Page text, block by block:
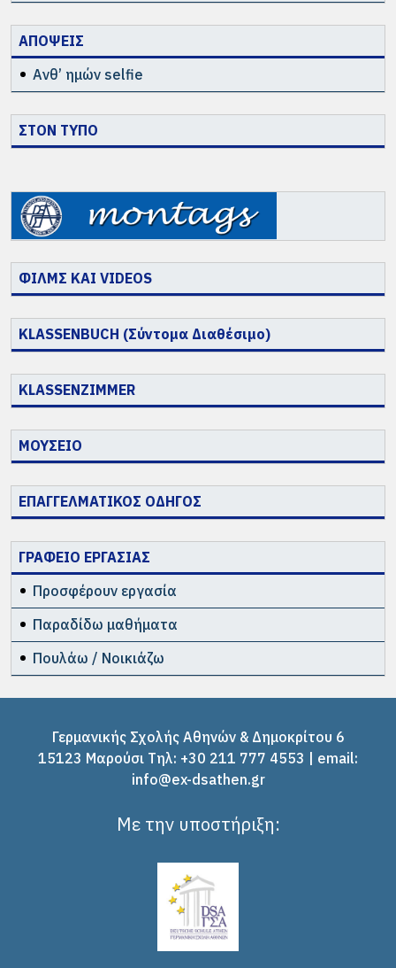
ΑΠΟΨΕΙΣ
Ανθ’ ημών selfie
ΣΤΟΝ ΤΥΠΟ
ΦΙΛΜΣ ΚΑΙ VIDEOS
KLASSENBUCH (Σύντομα Διαθέσιμο)
KLASSENZIMMER
ΜΟΥΣΕΙΟ
ΕΠΑΓΓΕΛΜΑΤΙΚΟΣ ΟΔΗΓΟΣ
ΓΡΑΦΕΙΟ ΕΡΓΑΣΙΑΣ
Προσφέρουν εργασία
Παραδίδω μαθήματα
Πουλάω / Νοικιάζω
Γερμανικής Σχολής Αθηνών & Δημοκρίτου 6
15123 Μαρούσι Tηλ: +30 211 777 4553 | email:
info@ex-dsathen.gr
Με την υποστήριξη: